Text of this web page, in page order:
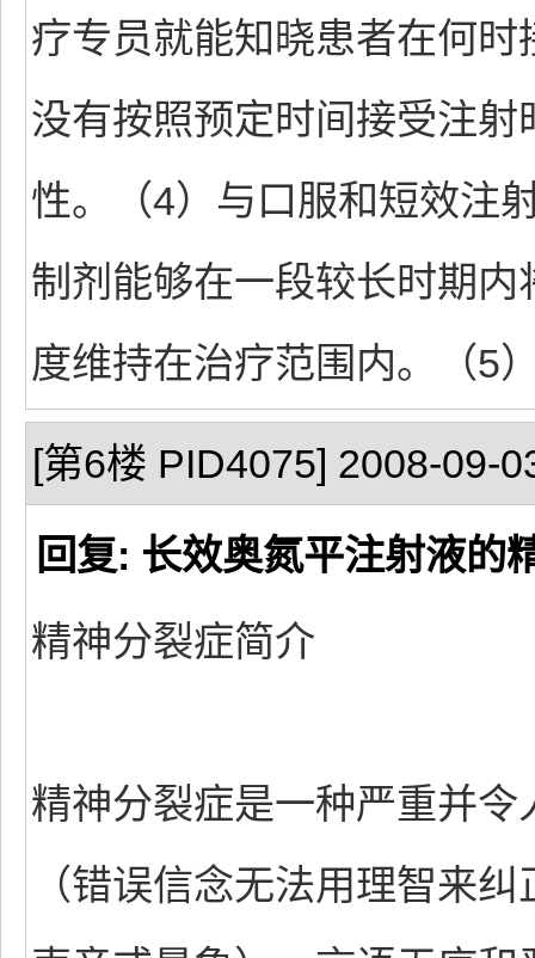
疗专员就能知晓患者在何
没有按照预定时间接受注
性。（4）与口服和短效注
制剂能够在一段较长时期
度维持在治疗范围内。（5
[第6楼 PID4075] 2008-09-
回复: 长效奥氮平注射液的
精神分裂症简介
精神分裂症是一种严重并
（错误信念无法用理智来